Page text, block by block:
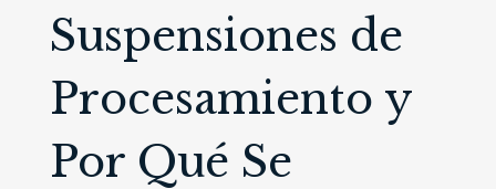
Suspensiones de
Procesamiento y
Por Qué Se